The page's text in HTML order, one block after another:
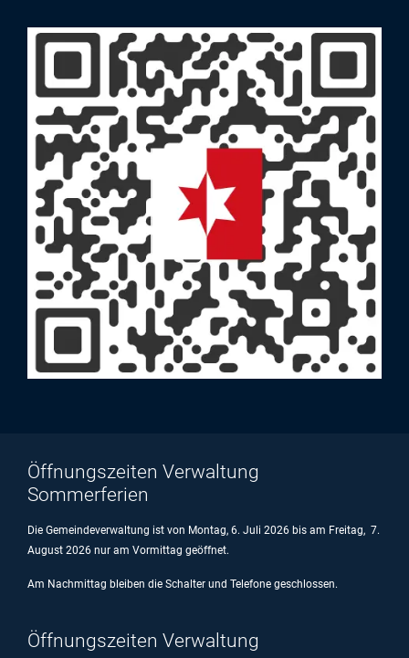
Öffnungszeiten Verwaltung
Sommerferien
Die Gemeindeverwaltung ist von Montag, 6. Juli 2026 bis am Freitag, 7.
August 2026 nur am Vormittag geöffnet.
Am Nachmittag bleiben die Schalter und Telefone geschlossen.
Öffnungszeiten Verwaltung